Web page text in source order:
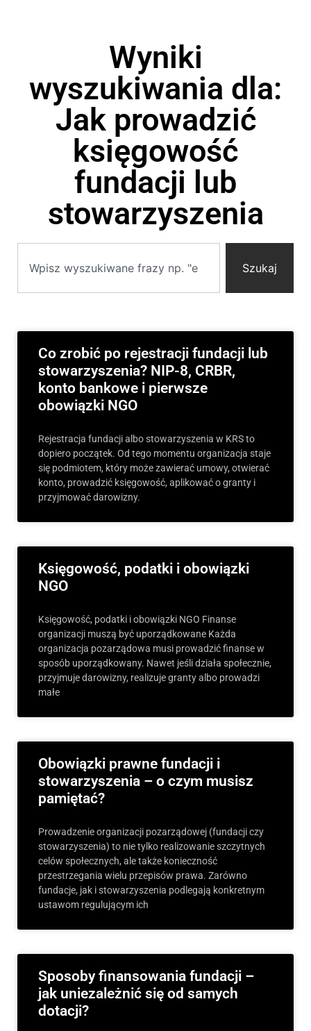
Wyniki
wyszukiwania dla:
Jak prowadzić
księgowość
fundacji lub
stowarzyszenia
Szukaj
Co zrobić po rejestracji fundacji lub
stowarzyszenia? NIP-8, CRBR,
konto bankowe i pierwsze
obowiązki NGO
Rejestracja fundacji albo stowarzyszenia w KRS to
dopiero początek. Od tego momentu organizacja staje
się podmiotem, który może zawierać umowy, otwierać
konto, prowadzić księgowość, aplikować o granty i
przyjmować darowizny.
Księgowość, podatki i obowiązki
NGO
Księgowość, podatki i obowiązki NGO Finanse
organizacji muszą być uporządkowane Każda
organizacja pozarządowa musi prowadzić finanse w
sposób uporządkowany. Nawet jeśli działa społecznie,
przyjmuje darowizny, realizuje granty albo prowadzi
małe
Obowiązki prawne fundacji i
stowarzyszenia – o czym musisz
pamiętać?
Prowadzenie organizacji pozarządowej (fundacji czy
stowarzyszenia) to nie tylko realizowanie szczytnych
celów społecznych, ale także konieczność
przestrzegania wielu przepisów prawa. Zarówno
fundacje, jak i stowarzyszenia podlegają konkretnym
ustawom regulującym ich
Sposoby finansowania fundacji –
jak uniezależnić się od samych
dotacji?